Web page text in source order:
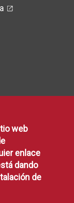
web
enlace
dando
de